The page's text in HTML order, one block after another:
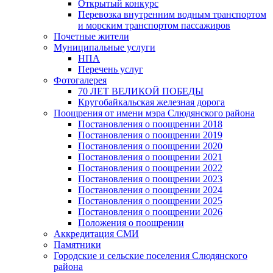
Открытый конкурс
Перевозка внутренним водным транспортом
и морским транспортом пассажиров
Почетные жители
Муниципальные услуги
НПА
Перечень услуг
Фотогалерея
70 ЛЕТ ВЕЛИКОЙ ПОБЕДЫ
Кругобайкальская железная дорога
Поощрения от имени мэра Слюдянского района
Постановления о поощрении 2018
Постановления о поощрении 2019
Постановления о поощрении 2020
Постановления о поощрении 2021
Постановления о поощрении 2022
Постановления о поощрении 2023
Постановления о поощрении 2024
Постановления о поощрении 2025
Постановления о поощрении 2026
Положения о поощрении
Аккредитация СМИ
Памятники
Городские и сельские поселения Слюдянского
района